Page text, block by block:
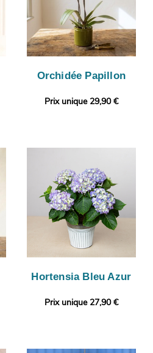
Orchidée Papillon
Prix unique 29,90 €
Hortensia Bleu Azur
Prix unique 27,90 €